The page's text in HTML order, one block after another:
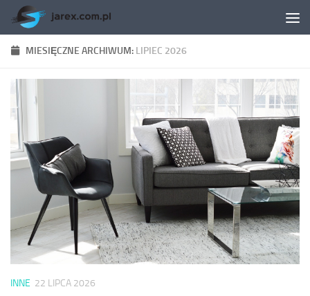
Skip to content
MIESIĘCZNE ARCHIWUM: LIPIEC 2026
INNE 22 LIPCA 2026